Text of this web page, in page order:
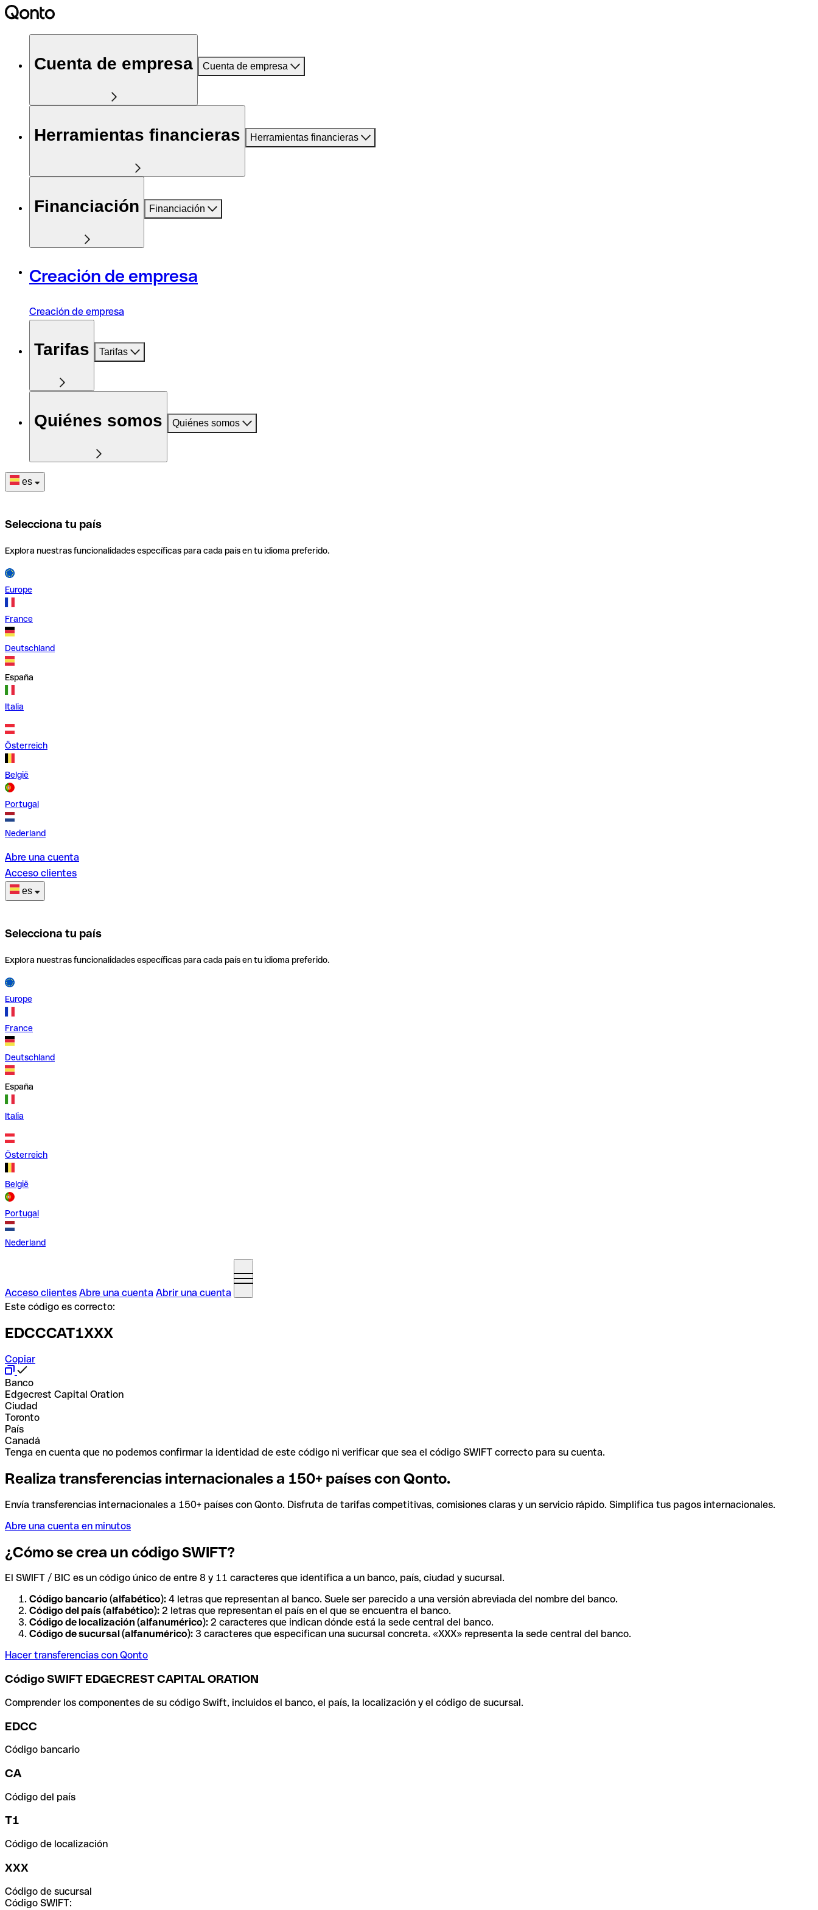
Cuenta de empresa Cuenta de empresa
Herramientas financieras Herramientas financieras
Financiación Financiación
Creación de empresa
Creación de empresa
Tarifas Tarifas
Quiénes somos Quiénes somos
es
Selecciona tu país
Explora nuestras funcionalidades específicas para cada país en tu idioma preferido.
Europe
France
Deutschland
España
Italia
Österreich
België
Portugal
Nederland
Abre una cuenta
Acceso clientes
es
Selecciona tu país
Explora nuestras funcionalidades específicas para cada país en tu idioma preferido.
Europe
France
Deutschland
España
Italia
Österreich
België
Portugal
Nederland
Acceso clientes Abre una cuenta Abrir una cuenta
Este código es correcto:
EDCCCAT1XXX
Copiar
Banco
Edgecrest Capital Oration
Ciudad
Toronto
País
Canadá
Tenga en cuenta que no podemos confirmar la identidad de este código ni verificar que sea el código SWIFT correcto para su cuenta.
Realiza transferencias internacionales a 150+ países con Qonto.
Envía transferencias internacionales a 150+ países con Qonto. Disfruta de tarifas competitivas, comisiones claras y un servicio rápido. Simplifica tus pagos internacionales.
Abre una cuenta en minutos
¿Cómo se crea un código SWIFT?
El SWIFT / BIC es un código único de entre 8 y 11 caracteres que identifica a un banco, país, ciudad y sucursal.
Código bancario (alfabético): 4 letras que representan al banco. Suele ser parecido a una versión abreviada del nombre del banco.
Código del país (alfabético): 2 letras que representan el país en el que se encuentra el banco.
Código de localización (alfanumérico): 2 caracteres que indican dónde está la sede central del banco.
Código de sucursal (alfanumérico): 3 caracteres que especifican una sucursal concreta. «XXX» representa la sede central del banco.
Hacer transferencias con Qonto
Código SWIFT EDGECREST CAPITAL ORATION
Comprender los componentes de su código Swift, incluidos el banco, el país, la localización y el código de sucursal.
EDCC
Código bancario
CA
Código del país
T1
Código de localización
XXX
Código de sucursal
Código SWIFT: